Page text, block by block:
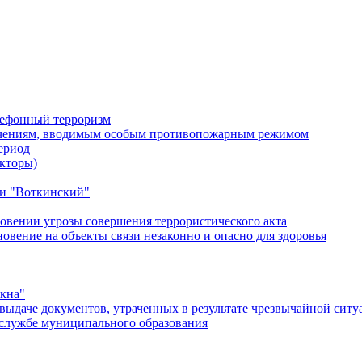
терроризм
вводимым особым противопожарным режимом
"Воткинский"
угрозы совершения террористического акта
на объекты связи незаконно и опасно для здоровья
документов, утраченных в результате чрезвычайной
муниципального образования